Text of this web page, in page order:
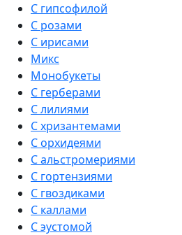
С гипсофилой
С розами
С ирисами
Микс
Монобукеты
С герберами
С лилиями
С хризантемами
С орхидеями
С альстромериями
С гортензиями
С гвоздиками
С каллами
С эустомой